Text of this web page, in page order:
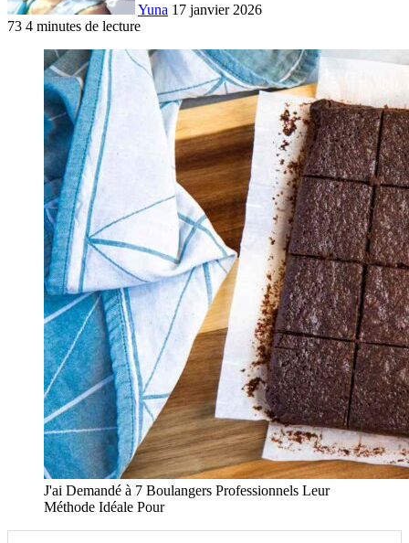
Yuna 17 janvier 2026
73 4 minutes de lecture
J'ai Demandé à 7 Boulangers Professionnels Leur
Méthode Idéale Pour